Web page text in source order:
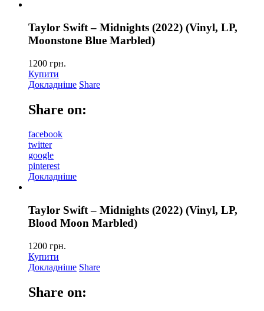
Taylor Swift – Midnights (2022) (Vinyl, LP,
Moonstone Blue Marbled)
1200 грн.
Купити
Докладніше Share
Share on:
facebook
twitter
google
pinterest
Докладніше
Taylor Swift – Midnights (2022) (Vinyl, LP,
Blood Moon Marbled)
1200 грн.
Купити
Докладніше Share
Share on: